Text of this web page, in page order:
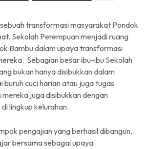
transformasi masyarakat Pondok
Sekolah Perempuan menjadi ruang
Bambu dalam upaya transformasi
Sebagian besar ibu-ibu Sekolah
bukan hanya disibukkan dalam
buruh cuci harian atau juga tugas
juga disibukkan dengan
lingkup kelurahan.
pengajian yang berhasil dibangun,
bersama sebagai upaya